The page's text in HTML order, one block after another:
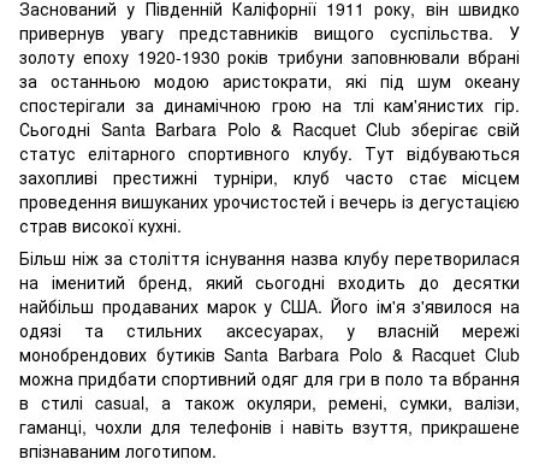
Заснований у Південній Каліфорнії 1911 року, він швидко
привернув увагу представників вищого суспільства. У
золоту епоху 1920-1930 років трибуни заповнювали вбрані
за останньою модою аристократи, які під шум океану
спостерігали за динамічною грою на тлі кам'янистих гір.
Сьогодні Santa Barbara Polo & Racquet Club зберігає свій
статус елітарного спортивного клубу. Тут відбуваються
захопливі престижні турніри, клуб часто стає місцем
проведення вишуканих урочистостей і вечерь із дегустацією
страв високої кухні.
Більш ніж за століття існування назва клубу перетворилася
на іменитий бренд, який сьогодні входить до десятки
найбільш продаваних марок у США. Його ім'я з'явилося на
одязі та стильних аксесуарах, у власній мережі
монобрендових бутиків Santa Barbara Polo & Racquet Club
можна придбати спортивний одяг для гри в поло та вбрання
в стилі casual, а також окуляри, ремені, сумки, валізи,
гаманці, чохли для телефонів і навіть взуття, прикрашене
впізнаваним логотипом.